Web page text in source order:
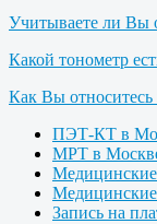
Учитываете ли Вы
Какой тонометр
Как Вы относитесь
ПЭТ-КТ в
МРТ в
Запись на